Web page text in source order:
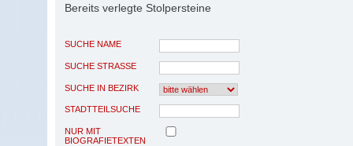
Bereits verlegte Stolpersteine
SUCHE NAME
SUCHE STRASSE
SUCHE IN BEZIRK
STADTTEILSUCHE
NUR MIT
BIOGRAFIETEXTEN